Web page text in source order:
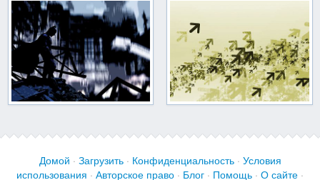
Домой · Загрузить · Конфиденциальность · Условия
использования · Авторское право · Блог · Помощь · О сайте ·